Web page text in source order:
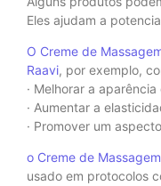
Eles ajudam a
O Creme de
Raavi, por exemplo,
· Melhorar a
· Aumentar a
· Promover um
o Creme de
usado em protocolos